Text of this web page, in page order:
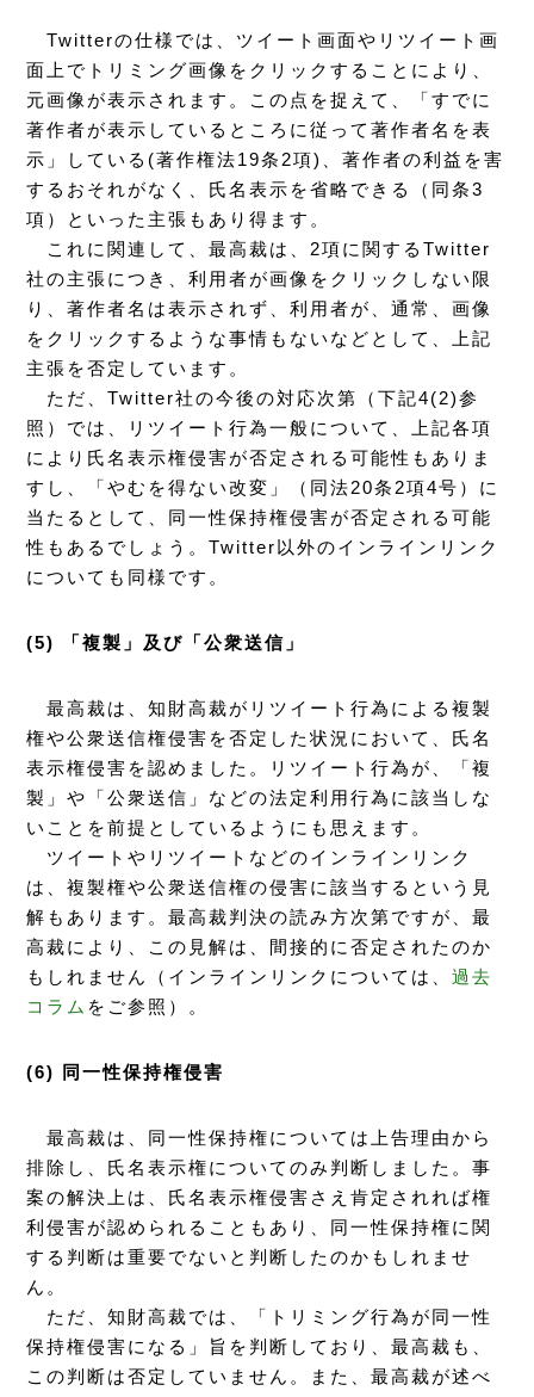
Twitterの仕様では、ツイート画面やリツイート画
面上でトリミング画像をクリックすることにより、
元画像が表示されます。この点を捉えて、「すでに
著作者が表示しているところに従って著作者名を表
示」している(著作権法19条2項)、著作者の利益を害
するおそれがなく、氏名表示を省略できる（同条3
項）といった主張もあり得ます。
これに関連して、最高裁は、2項に関するTwitter
社の主張につき、利用者が画像をクリックしない限
り、著作者名は表示されず、利用者が、通常、画像
をクリックするような事情もないなどとして、上記
主張を否定しています。
ただ、Twitter社の今後の対応次第（下記4(2)参
照）では、リツイート行為一般について、上記各項
により氏名表示権侵害が否定される可能性もありま
すし、「やむを得ない改変」（同法20条2項4号）に
当たるとして、同一性保持権侵害が否定される可能
性もあるでしょう。Twitter以外のインラインリンク
についても同様です。
(5) 「複製」及び「公衆送信」
最高裁は、知財高裁がリツイート行為による複製
権や公衆送信権侵害を否定した状況において、氏名
表示権侵害を認めました。リツイート行為が、「複
製」や「公衆送信」などの法定利用行為に該当しな
いことを前提としているようにも思えます。
ツイートやリツイートなどのインラインリンク
は、複製権や公衆送信権の侵害に該当するという見
解もあります。最高裁判決の読み方次第ですが、最
高裁により、この見解は、間接的に否定されたのか
もしれません（インラインリンクについては、過去
コラム をご参照）。
(6) 同一性保持権侵害
最高裁は、同一性保持権については上告理由から
排除し、氏名表示権についてのみ判断しました。事
案の解決上は、氏名表示権侵害さえ肯定されれば権
利侵害が認められることもあり、同一性保持権に関
する判断は重要でないと判断したのかもしれませ
ん。
ただ、知財高裁では、「トリミング行為が同一性
保持権侵害になる」旨を判断しており、最高裁も、
この判断は否定していません。また、最高裁が述べ